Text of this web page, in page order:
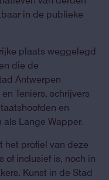
in de publieke
plaats weggelegd
die de
Antwerpen
Teniers, schrijvers
en
Lange Wapper.
het profiel van deze
of inclusief is, noch in
Kunst in de Stad